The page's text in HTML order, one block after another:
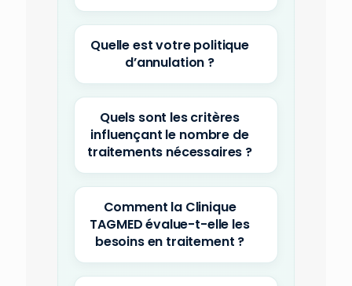
Quelle est votre politique
d’annulation ?
Quels sont les critères
influençant le nombre de
traitements nécessaires ?
Comment la Clinique
TAGMED évalue-t-elle les
besoins en traitement ?